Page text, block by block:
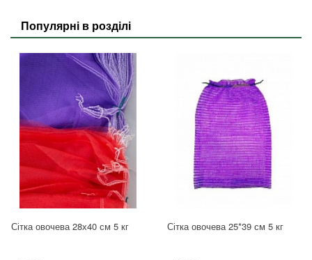
Популярні в розділі
Сітка овочева 28х40 см 5 кг Сітка овочева 25*39 см 5 кг